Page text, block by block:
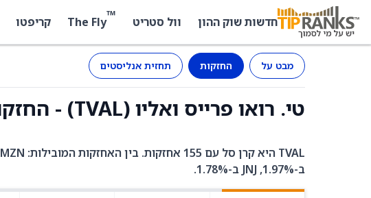
חדשות שוק ההון וול סטריט ™
The Fly קריפטו
מבט על החזקות תחזית אנליסטים
טי. רואו פרייס ואליו (TVAL) - החזקות
ב-1.97%, JNJ ב-1.78%.